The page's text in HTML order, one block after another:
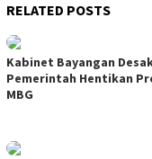
RELATED POSTS
Kabinet Bayangan
Pemerintah Hentikan
MBG